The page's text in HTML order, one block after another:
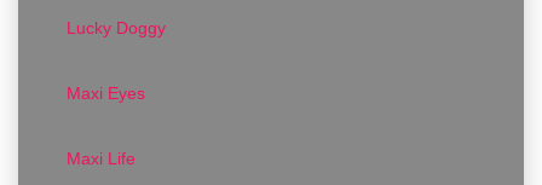
Lucky Doggy
Maxi Eyes
Maxi Life